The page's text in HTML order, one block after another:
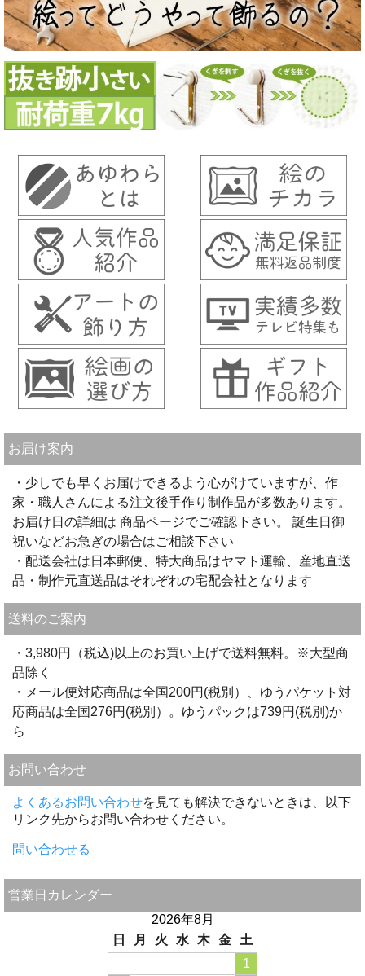
お届け案内
・少しでも早くお届けできるよう心がけていますが、作
家・職人さんによる注文後手作り制作品が多数あります。
お届け日の詳細は 商品ページでご確認下さい。 誕生日御
祝いなどお急ぎの場合はご相談下さい
・配送会社は日本郵便、特大商品はヤマト運輸、産地直送
品・制作元直送品はそれぞれの宅配会社となります
送料のご案内
・3,980円（税込)以上のお買い上げで送料無料。※大型商
品除く
・メール便対応商品は全国200円(税別）、ゆうパケット対
応商品は全国276円(税別）。ゆうパックは739円(税別)か
ら
お問い合わせ
よくあるお問い合わせを見ても解決できないときは、以下
リンク先からお問い合わせください。
問い合わせる
営業日カレンダー
2026年8月
日
月 火 水 木 金
土
1